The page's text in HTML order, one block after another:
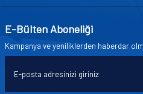
E-Bülten Aboneliği
Kampanya ve yeniliklerden haberdar